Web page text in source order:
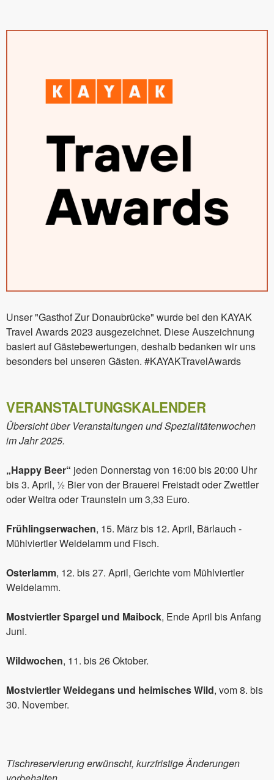
Unser "Gasthof Zur Donaubrücke" wurde bei den KAYAK
Travel Awards 2023 ausgezeichnet. Diese Auszeichnung
basiert auf Gästebewertungen, deshalb bedanken wir uns
besonders bei unseren Gästen. #KAYAKTravelAwards
VERANSTALTUNGSKALENDER
Übersicht über Veranstaltungen und Spezialitätenwochen
im Jahr 2025.
„Happy Beer“ jeden Donnerstag von 16:00 bis 20:00 Uhr
bis 3. April, ½ Bier von der Brauerei Freistadt oder Zwettler
oder Weitra oder Traunstein um 3,33 Euro.
Frühlingserwachen, 15. März bis 12. April, Bärlauch -
Mühlviertler Weidelamm und Fisch.
Osterlamm, 12. bis 27. April, Gerichte vom Mühlviertler
Weidelamm.
Mostviertler Spargel und Maibock, Ende April bis Anfang
Juni.
Wildwochen, 11. bis 26 Oktober.
Mostviertler Weidegans und heimisches Wild, vom 8. bis
30. November.
Tischreservierung erwünscht, kurzfristige Änderungen